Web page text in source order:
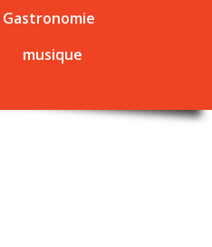
Gastronomie
musique